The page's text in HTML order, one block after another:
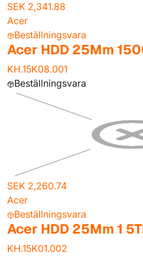
SEK 2,341.88
Acer
Beställningsvara
Acer HDD 25Mm
KH.15K08.001
Beställningsvara
SEK 2,260.74
Acer
Beställningsvara
Acer HDD 25Mm 1
KH.15K01.002